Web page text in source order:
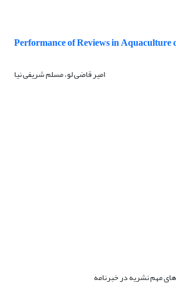
Performance of Reviews in
امیر قاضی لو، مسلم شریفی نیا
های مهم نشریه در خبرنامه